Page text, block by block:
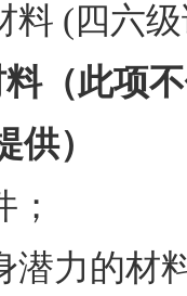
料 (四六
料（此项
）
潜力的材